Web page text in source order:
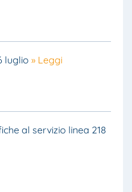
luglio » Leggi
al servizio linea 218